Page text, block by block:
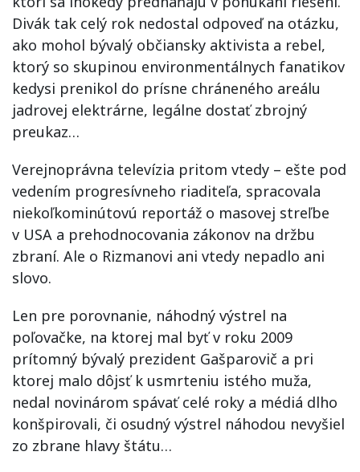
Divák tak celý rok nedostal odpoveď na otázku,
ako mohol bývalý občiansky aktivista a rebel,
ktorý so skupinou environmentálnych fanatikov
kedysi prenikol do prísne chráneného areálu
jadrovej elektrárne, legálne dostať zbrojný
preukaz…
Verejnoprávna televízia pritom vtedy – ešte pod
vedením progresívneho riaditeľa, spracovala
niekoľkominútovú reportáž o masovej streľbe
v USA a prehodnocovania zákonov na držbu
zbraní. Ale o Rizmanovi ani vtedy nepadlo ani
slovo.
Len pre porovnanie, náhodný výstrel na
poľovačke, na ktorej mal byť v roku 2009
prítomný bývalý prezident Gašparovič a pri
ktorej malo dôjsť k usmrteniu istého muža,
nedal novinárom spávať celé roky a médiá dlho
konšpirovali, či osudný výstrel náhodou nevyšiel
zo zbrane hlavy štátu…